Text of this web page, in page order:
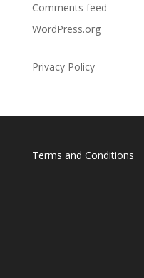
Comments feed
WordPress.org
Privacy Policy
Terms and Conditions